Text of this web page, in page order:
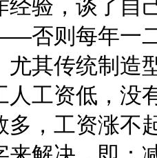
经验，谈了自
否则每年一
尤其传统制造
人工资低，没
多，工资涨不